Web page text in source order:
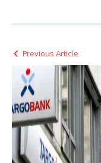
Previous Article